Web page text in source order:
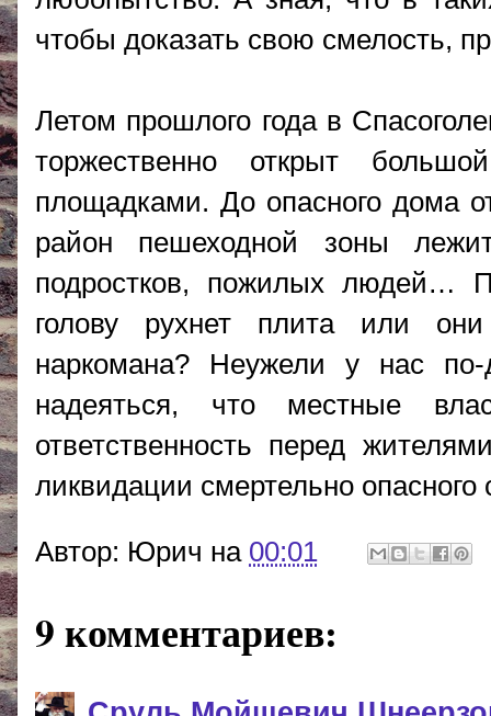
чтобы доказать свою смелость,
Летом прошлого года в
торжественно открыт
площадками. До опасного дома
район пешеходной зоны
подростков, пожилых людей…
голову рухнет плита или они
наркомана? Неужели у нас
надеяться, что местные
ответственность перед
ликвидации смертельно опасного
Автор: Юрич на 00:01
9 комментариев: